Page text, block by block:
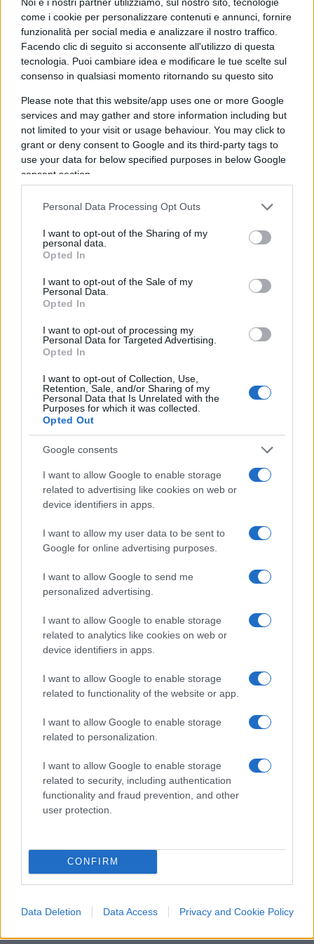
come i cookie per personalizzare contenuti e annunci, fornire
funzionalità per social media e analizzare il nostro traffico.
Facendo clic di seguito si acconsente all'utilizzo di questa
tecnologia. Puoi cambiare idea e modificare le tue scelte sul
consenso in qualsiasi momento ritornando su questo sito
Please note that this website/app uses one or more Google
services and may gather and store information including but
not limited to your visit or usage behaviour. You may click to
grant or deny consent to Google and its third-party tags to
use your data for below specified purposes in below Google
consent section.
Personal Data Processing Opt Outs
I want to opt-out of the Sharing of my
personal data.
Opted In
I want to opt-out of the Sale of my
Personal Data.
Opted In
I want to opt-out of processing my
Personal Data for Targeted Advertising.
Opted In
I want to opt-out of Collection, Use,
Retention, Sale, and/or Sharing of my
Personal Data that Is Unrelated with the
Purposes for which it was collected.
Opted Out
Google consents
I want to allow Google to enable storage
related to advertising like cookies on web or
device identifiers in apps.
I want to allow my user data to be sent to
Google for online advertising purposes.
I want to allow Google to send me
personalized advertising.
I want to allow Google to enable storage
related to analytics like cookies on web or
device identifiers in apps.
I want to allow Google to enable storage
related to functionality of the website or app.
I want to allow Google to enable storage
related to personalization.
I want to allow Google to enable storage
related to security, including authentication
functionality and fraud prevention, and other
user protection.
CONFIRM
Data Deletion Data Access Privacy and Cookie Policy
Il silenzio del Vaticano
A queste dichiarazioniil Vaticano per il
momento ha preferito non replicare, ma,
nonostante il grande imbarazzo per l’incidente
diplomatico, sembra a tutti gli effetti un silenzio
assenso perchéil Papa andrà dritto per la sua
strada. “Sotto la croce si può stare insieme –
fanno sapere da Oltretevere. “Il Papa non
del singolo episodio, però, quello che non ha mai
ucraini, èl’atteggiamento troppo
“democristiano” del Papa nei confronti della
Russia
, di Putin e del conflitto in senso lato, sin
dai suoi albori. Certo, ultimamente ci sono stati
degli episodi in cui il successore di Pietro ha
condannato la guerra e il sangue versato – e ci
mancherebbe – ma è sempre sembrato un atto
sostenuta con convinzione.
E anche i bersagli delle sue parole sono sempre
stati molto astratti e generici. Non che ci si
aspettasse un Papa con l’elmetto, o un Giovanni
Paolo II, ma da un carattere forte come quello di
Bergoglio
era lecito attendersi un’incisività
maggiore, quantomeno sotto il profilo mediatico.
#PAPA BERGOGLIO #RUSSIA
Pagina
Precedente
Leggi i commenti
SEDUTE SATIRICHE
Vignetta del 04/08/2026